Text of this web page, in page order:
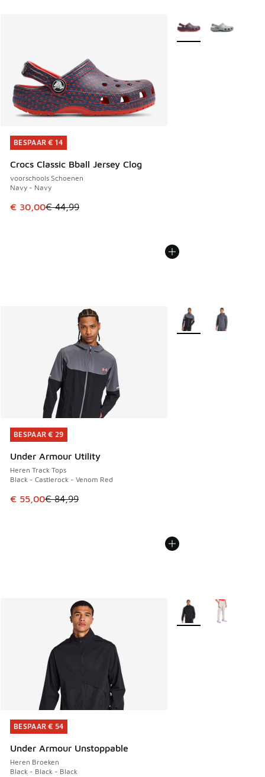
BESPAAR € 14
Crocs Classic Bball Jersey Clog
voorschools Schoenen
Navy - Navy
Dit artikel is in de uitverkoop. Dit artikel is in de
€ 30,00€ 44,99
BESPAAR € 14
Meer kleuren
BESPAAR € 29
Under Armour Utility
Heren Track Tops
Black - Castlerock - Venom Red
Dit artikel is in de uitverkoop. Dit artikel is in de
€ 55,00€ 84,99
BESPAAR € 29
Meer kleuren
BESPAAR € 54
Under Armour Unstoppable
Heren Broeken
Black - Black - Black
BESPAAR € 54
Meer kleuren